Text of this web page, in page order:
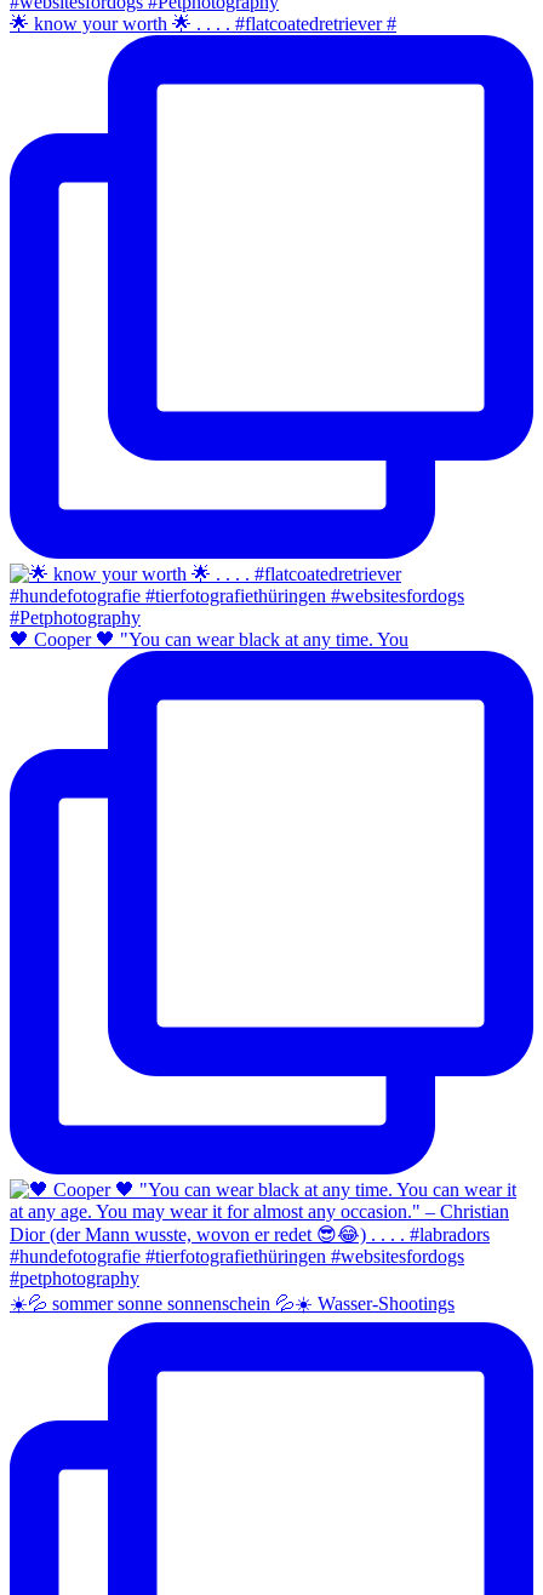
🌟 know your worth 🌟 . . . . #flatcoatedretriever #
🖤 Cooper 🖤 "You can wear black at any time. You
☀️💦 sommer sonne sonnenschein 💦☀️ Wasser-Shootings